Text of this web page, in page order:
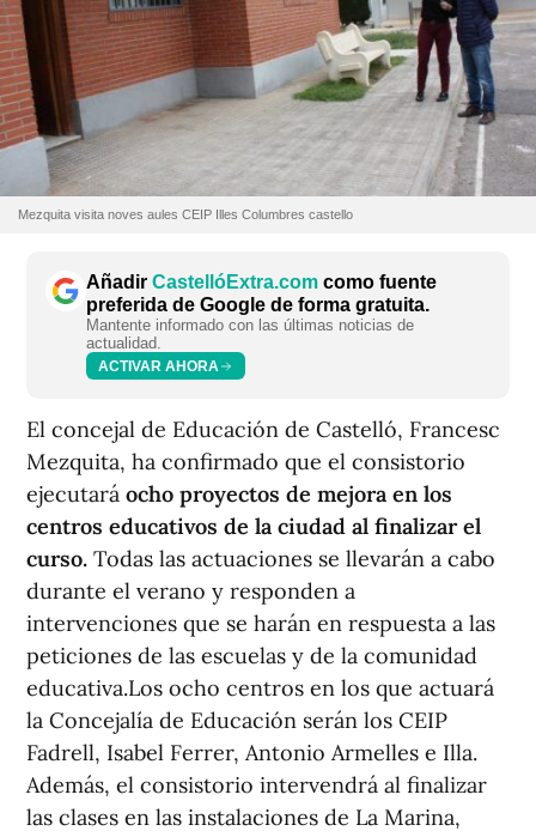
Mezquita visita noves aules CEIP Illes Columbres castello
Añadir CastellóExtra.com como fuente
preferida de Google de forma gratuita.
Mantente informado con las últimas noticias de
actualidad.
ACTIVAR AHORA
El concejal de Educación de Castelló, Francesc
Mezquita, ha confirmado que el consistorio
ejecutará ocho proyectos de mejora en los
centros educativos de la ciudad al finalizar el
curso. Todas las actuaciones se llevarán a cabo
durante el verano y responden a
intervenciones que se harán en respuesta a las
peticiones de las escuelas y de la comunidad
educativa.Los ocho centros en los que actuará
la Concejalía de Educación serán los CEIP
Fadrell, Isabel Ferrer, Antonio Armelles e Illa.
Además, el consistorio intervendrá al finalizar
las clases en las instalaciones de La Marina,